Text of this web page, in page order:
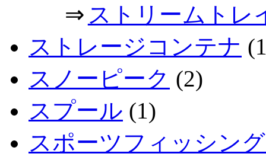
⇒ ストリームトレ
ストレージコンテナ
スノーピーク (2)
スプール (1)
スポーツフィッシン